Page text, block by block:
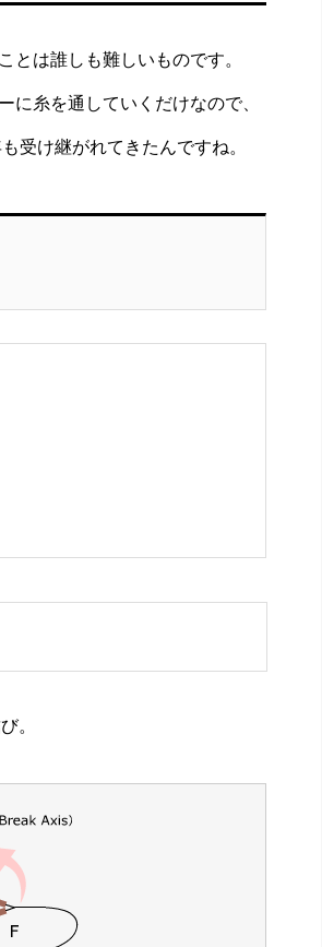
とは誰しも難しいものです。
に糸を通していくだけなので、
受け継がれてきたんですね。
。